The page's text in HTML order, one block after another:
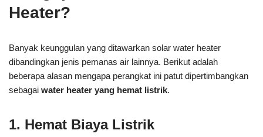
Heater?
Banyak keunggulan yang ditawarkan solar water heater
dibandingkan jenis pemanas air lainnya. Berikut adalah
beberapa alasan mengapa perangkat ini patut dipertimbangkan
sebagai water heater yang hemat listrik.
1. Hemat Biaya Listrik